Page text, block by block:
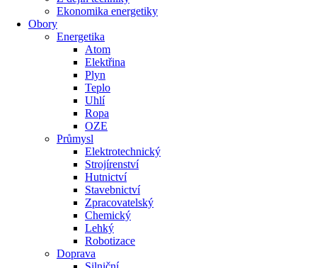
Ekonomika energetiky
Obory
Energetika
Atom
Elektřina
Plyn
Teplo
Uhlí
Ropa
OZE
Průmysl
Elektrotechnický
Strojírenství
Hutnictví
Stavebnictví
Zpracovatelský
Chemický
Lehký
Robotizace
Doprava